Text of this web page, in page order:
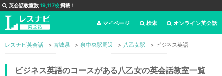
英会話教室数19,117校掲載！
オンライン英会話
検索
マイページ
レスナビ英会話 宮城県 泉中央駅周辺 八乙女駅 ビジネス英語
ビジネス英語のコースがある八乙女の英会話教室一覧